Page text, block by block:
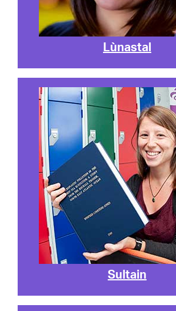
Lùnastal
Sultain